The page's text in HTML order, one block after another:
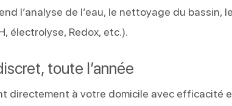
l’analyse de l’eau, le nettoyage du bassin,
électrolyse, Redox, etc.).
toute l’année
directement à votre domicile avec efficacité